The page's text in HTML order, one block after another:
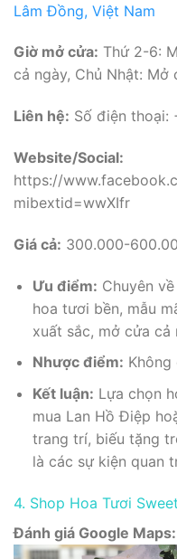
Lâm Đồng, Việt Nam
Giờ mở cửa: Thứ 2-6:
cả ngày, Chủ Nhật: Mở
Liên hệ: Số điện thoại:
Website/Social:
https://
mibextid=wwXIfr
Giá cả: 300.000-
Ưu điểm: Chuyên
hoa tươi bền, mẫu
xuất sắc, mở cửa cả
Nhược điểm: Không
Kết luận: Lựa chọn
mua Lan Hồ Điệp
trang trí, biếu tặng
là các sự kiện quan
4. Shop Hoa Tươi
Đánh giá Google Maps: